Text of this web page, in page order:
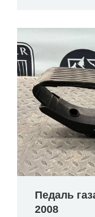
Педаль
2008